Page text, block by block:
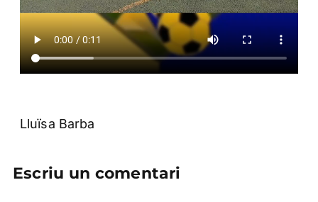
Lluïsa Barba
Escriu un comentari